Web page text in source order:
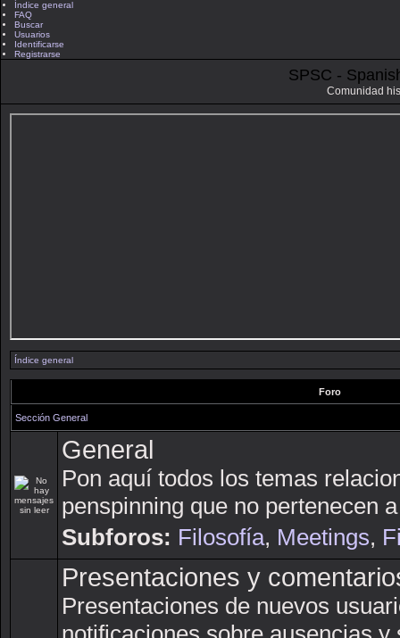
Índice general
FAQ
Buscar
Usuarios
Identificarse
Registrarse
SPSC -
Comunidad
Índice general
Foro
Sección General
General
Pon aquí todos los temas
penspinning que no pertenecen
Subforos: Filosofía, Meetings,
Presentaciones y
Presentaciones de nuevos